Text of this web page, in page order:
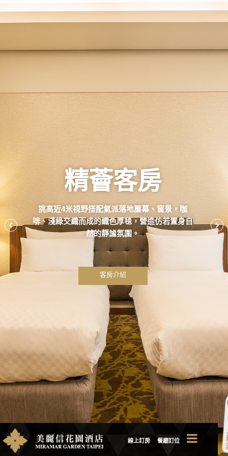
線上訂房 餐廳訂位
Previous Next
精薈客房
挑高近4米視野搭配氣派落地簾幕、窗景，咖
啡、淺綠交織而成的織色厚毯，營造仿若置身自
然的靜謐氛圍。
客房介紹